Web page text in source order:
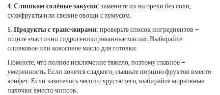
4. Слишком солёные закуски: замените их на орехи без соли,
сухофрукты или свежие овощи с хумусом.
5. Продукты с транс‑жирами: проверьте список ингредиентов –
ищите «частично гидрогенизированные масла». Выбирайте
оливковое или кокосовое масло для готовки.
Помните, что полное исключение тяжело, поэтому главное –
умеренность. Если хочется сладкого, съешьте порцию фруктов вместо
конфет. Если захотелось чего‑то хрустящего, выбирайте морковные
палочки вместо чипсов.